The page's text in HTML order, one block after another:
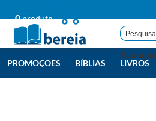
0produto
PROMOÇÕES BÍBLIAS LIVROS